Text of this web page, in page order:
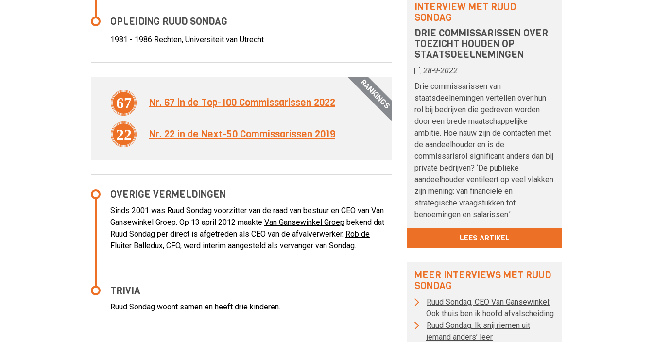
OPLEIDING RUUD SONDAG
1981 - 1986 Rechten, Universiteit van Utrecht
RANKINGS
67 Nr. 67 in de Top-100 Commissarissen 2022
22 Nr. 22 in de Next-50 Commissarissen 2019
OVERIGE VERMELDINGEN
Sinds 2001 was Ruud Sondag voorzitter van de raad van bestuur en CEO van Van
Gansewinkel Groep. Op 13 april 2012 maakte Van Gansewinkel Groep bekend dat
Ruud Sondag per direct is afgetreden als CEO van de afvalverwerker. Rob de
Fluiter Balledux, CFO, werd interim aangesteld als vervanger van Sondag.
TRIVIA
Ruud Sondag woont samen en heeft drie kinderen.
INTERVIEW MET RUUD
SONDAG
DRIE COMMISSARISSEN OVER
TOEZICHT HOUDEN OP
STAATSDEELNEMINGEN
28-9-2022
Drie commissarissen van
staatsdeelnemingen vertellen over hun
rol bij bedrijven die gedreven worden
door een brede maatschappelijke
ambitie. Hoe nauw zijn de contacten met
de aandeelhouder en is de
commissarisrol significant anders dan bij
private bedrijven? ‘De publieke
aandeelhouder ventileert op veel vlakken
zijn mening: van financiële en
strategische vraagstukken tot
benoemingen en salarissen.’
LEES ARTIKEL
MEER INTERVIEWS MET RUUD
SONDAG
Ruud Sondag, CEO Van Gansewinkel:
Ook thuis ben ik hoofd afvalscheiding
Ruud Sondag: Ik snij riemen uit
iemand anders’ leer